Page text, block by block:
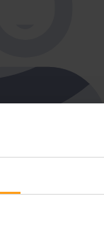
d’enfants
ou gardes
Lisa, je suis la